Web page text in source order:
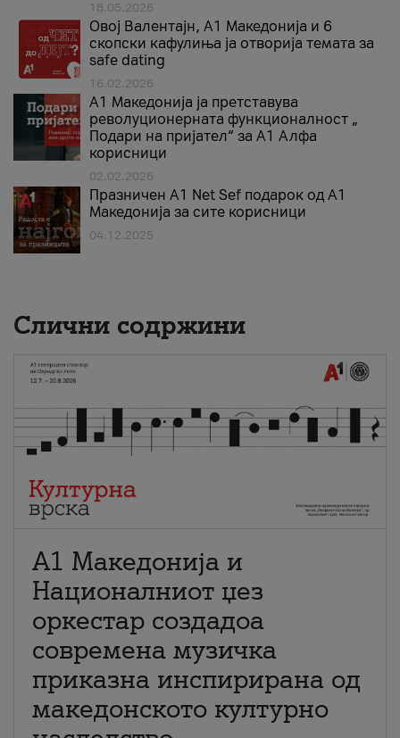
18.05.2026
Овој Валентајн, A1 Македонија и 6
скопски кафулиња ја отворија темата за
safe dating
16.02.2026
А1 Македонија ја претставува
револуционерната функционалност „
Подари на пријател“ за А1 Алфа
корисници
02.02.2026
Празничен A1 Net Sеf подарок од А1
Македонија за сите корисници
04.12.2025
Слични содржини
А1 Македонија и
Националниот џез
оркестар создадоа
современа музичка
приказна инспирирана од
македонското културно